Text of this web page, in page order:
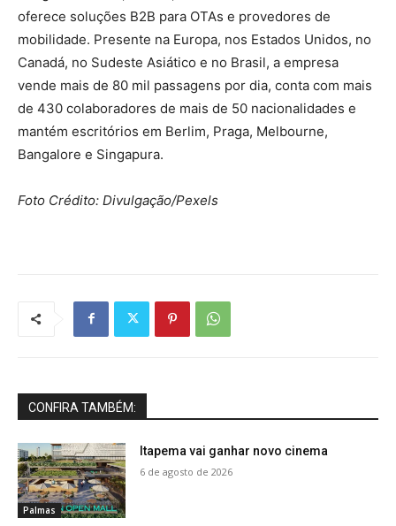
oferece soluções B2B para OTAs e provedores de
mobilidade. Presente na Europa, nos Estados Unidos, no
Canadá, no Sudeste Asiático e no Brasil, a empresa
vende mais de 80 mil passagens por dia, conta com mais
de 430 colaboradores de mais de 50 nacionalidades e
mantém escritórios em Berlim, Praga, Melbourne,
Bangalore e Singapura.
Foto Crédito: Divulgação/Pexels
CONFIRA TAMBÉM:
Palmas
Itapema vai ganhar novo cinema
6 de agosto de 2026